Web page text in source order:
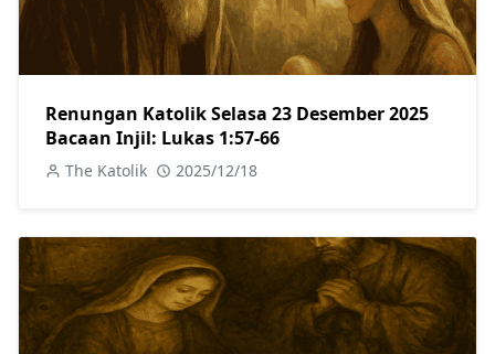
Renungan Katolik Selasa 23 Desember 2025
Bacaan Injil: Lukas 1:57-66
The Katolik 2025/12/18